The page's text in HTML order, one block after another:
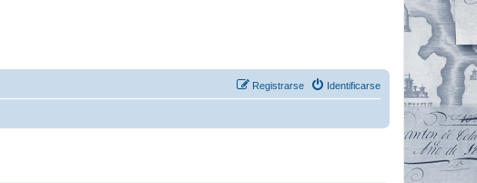
Identificarse
Registrarse